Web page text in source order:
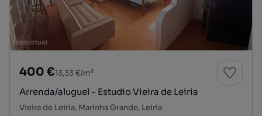
400 €13,33 €/m²
Arrenda/aluguel - Estudio Vieira de Leiria
Vieira de Leiria, Marinha Grande, Leiria